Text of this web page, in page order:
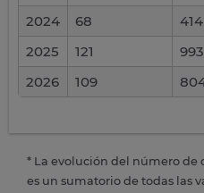
2024
68
414
2025
121
993
2026
109
* La evolución del número de
es un sumatorio de todas las